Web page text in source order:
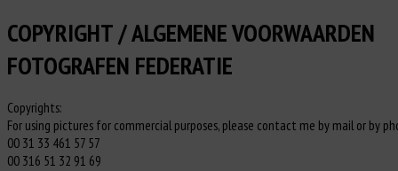
COPYRIGHT / ALGEMENE VOORWAARDEN
FOTOGRAFEN FEDERATIE
Copyrights:
For using pictures for commercial purposes, please contact me by mail or by
00 31 33 461 57 57
00 316 51 32 91 69